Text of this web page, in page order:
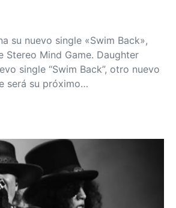
su nuevo single «Swim Back»,
Stereo Mind Game. Daughter
single “Swim Back”, otro nuevo
será su próximo…